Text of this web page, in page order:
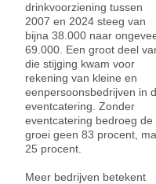
drinkvoorziening tussen
2007 en 2024 steeg van
bijna 38.000 naar
69.000. Een groot deel
die stijging kwam voor
rekening van kleine en
eenpersoonsbedrijven in
eventcatering. Zonder
eventcatering bedroeg de
groei geen 83 procent,
25 procent.
Meer bedrijven betekent